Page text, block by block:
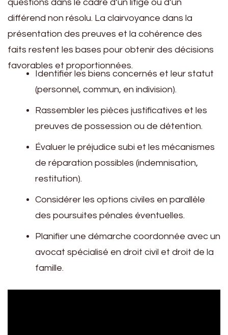
questions dans le cadre d’un litige ou d’un
différend non résolu. La clairvoyance dans la
présentation des preuves et la cohérence des
faits restent les bases pour obtenir des décisions
favorables et proportionnées.
Identifier les biens concernés et leur statut
(personnel, commun, en indivision).
Rassembler les pièces justificatives et les
preuves de possession ou de détention.
Évaluer le préjudice subi et les mécanismes
de réparation possibles (indemnisation,
restitution).
Considérer les options civiles en parallèle
des poursuites pénales éventuelles.
Planifier une démarche coordonnée avec un
avocat spécialisé en droit civil et droit de la
famille.